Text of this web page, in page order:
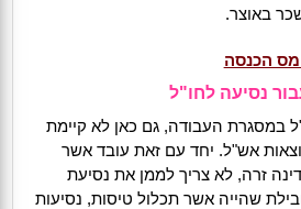
באוצר.
מס הכנסה
נסיעה לחו"ל
במסגרת העבודה, גם כאן לא קיימת
אש"ל. יחד עם זאת עובד אשר
זרה, לא צריך לממן את נסיעת
שהייה אשר תכלול טיסות, נסיעות